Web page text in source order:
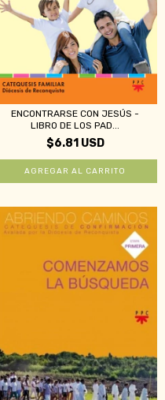
ENCONTRARSE CON JESÚS -
LIBRO DE LOS PAD...
$6.81 USD